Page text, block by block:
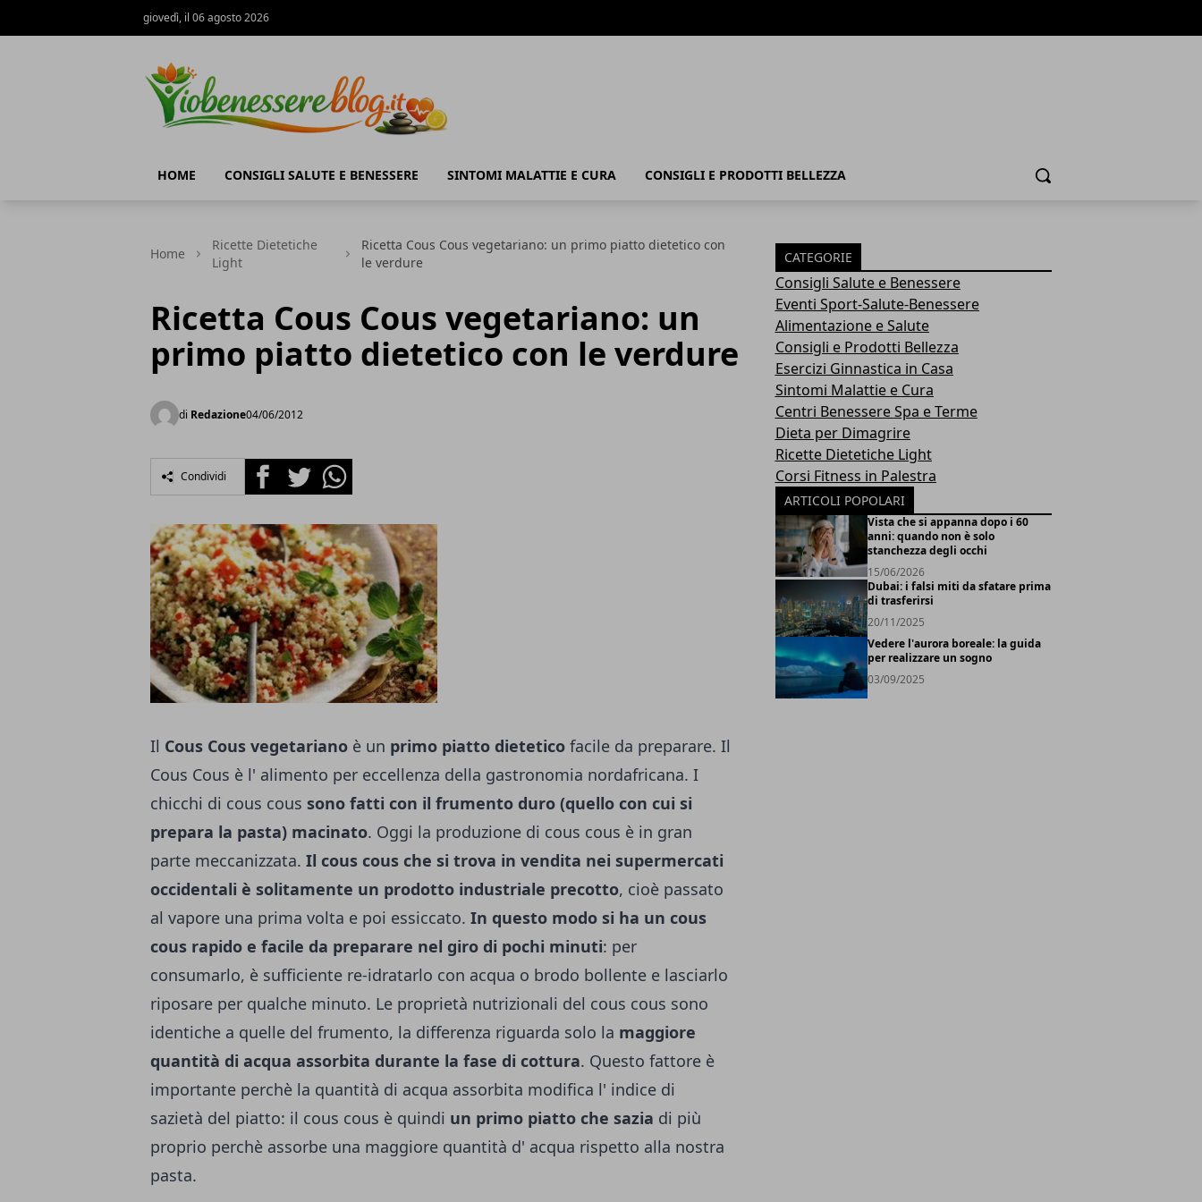
giovedì, il 06 agosto 2026
HOME CONSIGLI SALUTE E BENESSERE SINTOMI MALATTIE E CURA CONSIGLI E PRODOTTI BELLEZZA Cerca
Home
Ricette Dietetiche
Light
Ricetta Cous Cous vegetariano: un primo piatto dietetico con
le verdure
Ricetta Cous Cous vegetariano: un
primo piatto dietetico con le verdure
di Redazione04/06/2012
Condividi FacebookTwitterWhatsapp
Il Cous Cous vegetariano è un primo piatto dietetico facile da preparare. Il
Cous Cous è l' alimento per eccellenza della gastronomia nordafricana. I
chicchi di cous cous sono fatti con il frumento duro (quello con cui si
prepara la pasta) macinato. Oggi la produzione di cous cous è in gran
parte meccanizzata. Il cous cous che si trova in vendita nei supermercati
occidentali è solitamente un prodotto industriale precotto, cioè passato
al vapore una prima volta e poi essiccato. In questo modo si ha un cous
cous rapido e facile da preparare nel giro di pochi minuti: per
consumarlo, è sufficiente re-idratarlo con acqua o brodo bollente e lasciarlo
riposare per qualche minuto. Le proprietà nutrizionali del cous cous sono
identiche a quelle del frumento, la differenza riguarda solo la maggiore
quantità di acqua assorbita durante la fase di cottura. Questo fattore è
importante perchè la quantità di acqua assorbita modifica l' indice di
sazietà del piatto: il cous cous è quindi un primo piatto che sazia di più
proprio perchè assorbe una maggiore quantità d' acqua rispetto alla nostra
pasta.
CATEGORIE
Consigli Salute e Benessere
Eventi Sport-Salute-Benessere
Alimentazione e Salute
Consigli e Prodotti Bellezza
Esercizi Ginnastica in Casa
Sintomi Malattie e Cura
Centri Benessere Spa e Terme
Dieta per Dimagrire
Ricette Dietetiche Light
Corsi Fitness in Palestra
ARTICOLI POPOLARI
Vista che si appanna dopo i 60
anni: quando non è solo
stanchezza degli occhi
15/06/2026
Dubai: i falsi miti da sfatare prima
di trasferirsi
20/11/2025
Vedere l'aurora boreale: la guida
per realizzare un sogno
03/09/2025